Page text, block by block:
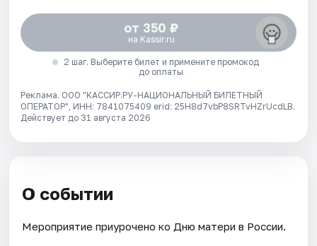
от 350 ₽
на Kassir.ru
2 шаг. Выберите билет и примените промокод
до оплаты
Реклама. ООО "КАССИР.РУ-НАЦИОНАЛЬНЫЙ БИЛЕТНЫЙ
ОПЕРАТОР", ИНН: 7841075409 erid: 25H8d7vbP8SRTvHZrUcdLB.
Действует до 31 августа 2026
О событии
Мероприятие приурочено ко Дню матери в России.